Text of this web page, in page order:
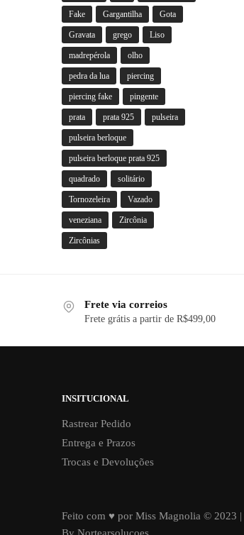
Fake Gargantilha Gota
Gravata grego Liso
madrepérola olho
pedra da lua piercing
piercing fake pingente
prata prata 925 pulseira
pulseira berloque
pulseira berloque prata 925
quadrado solitário
Tornozeleira Vazado
veneziana Zircônia
Zircônias
Frete via correios
Frete grátis a partir de R$499,00
INSITUCIONAL
Rastrear Pedido
Entrega e Prazos
Trocas e Devoluções
Feito com ♥ por Miss Magnolia © 2023 |